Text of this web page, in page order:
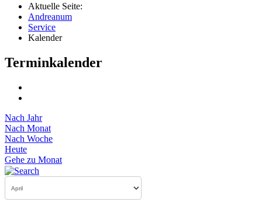
Aktuelle Seite:
Andreanum
Service
Kalender
Terminkalender
Nach Jahr
Nach Monat
Nach Woche
Heute
Gehe zu Monat